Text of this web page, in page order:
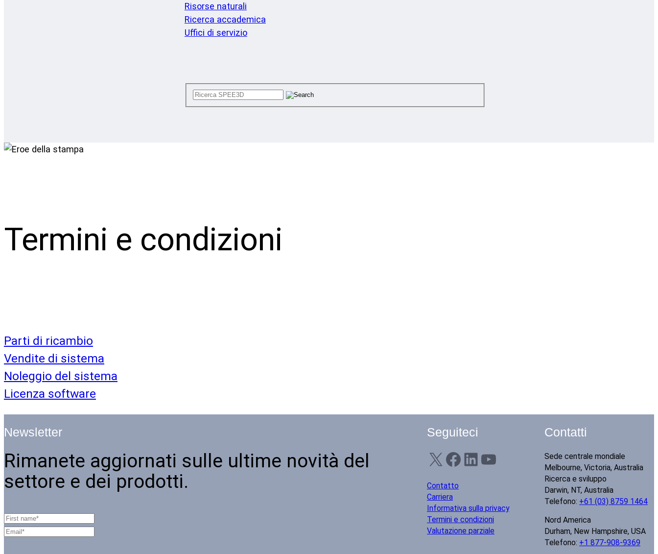
Risorse naturali
Ricerca accademica
Uffici di servizio
Termini e condizioni
Parti di ricambio
Vendite di sistema
Noleggio del sistema
Licenza software
Newsletter
Rimanete aggiornati sulle ultime novità del
settore e dei prodotti.
Seguiteci
X Facebook LinkedIn YouTube
Contatto
Carriera
Informativa sulla privacy
Termini e condizioni
Valutazione parziale
Contatti
Sede centrale mondiale
Melbourne, Victoria, Australia
Ricerca e sviluppo
Darwin, NT, Australia
Telefono: +61 (03) 8759 1464
Nord America
Durham, New Hampshire, USA
Telefono: +1 877-908-9369